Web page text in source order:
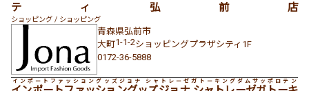
ティ弘前店
ショッピング / ショッピング
青森県弘前市
大町1-1-2ショッピングプラザシティ1F
0172-36-5888
インポートファッショングッズジョナ シャトレーゼガトーキングダムサッポロテン